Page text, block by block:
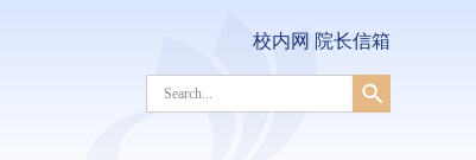
校内网 院长信箱